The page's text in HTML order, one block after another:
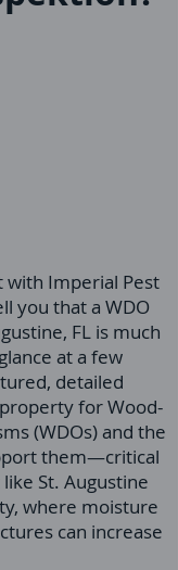
with Imperial Pest
you that a WDO
FL is much
at a few
detailed
for Wood-
(WDOs) and the
them—critical
St. Augustine
where moisture
can increase